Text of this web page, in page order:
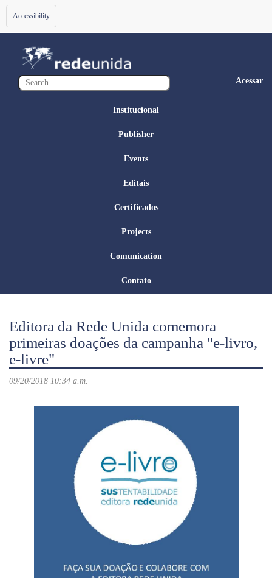
Toggle
navigation
Accessibility
Acessar
Institucional
Publisher
Events
Editais
Certificados
Projects
Comunication
Contato
Editora da Rede Unida comemora
primeiras doações da campanha "e-livro,
e-livre"
09/20/2018 10:34 a.m.